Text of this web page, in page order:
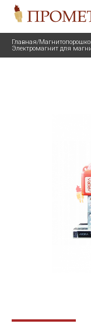
Главная/
Электромагнит для